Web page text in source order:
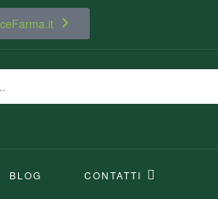
BLOG CONTATTI